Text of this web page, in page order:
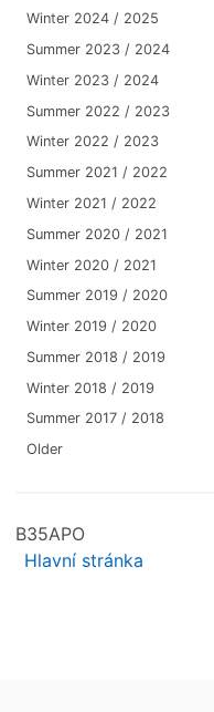
Winter 2024 / 2025
Summer 2023 / 2024
Winter 2023 / 2024
Summer 2022 / 2023
Winter 2022 / 2023
Summer 2021 / 2022
Winter 2021 / 2022
Summer 2020 / 2021
Winter 2020 / 2021
Summer 2019 / 2020
Winter 2019 / 2020
Summer 2018 / 2019
Winter 2018 / 2019
Summer 2017 / 2018
Older
B35APO
Hlavní stránka